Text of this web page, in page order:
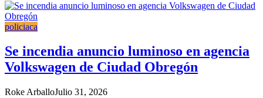
policiaca
Se incendia anuncio luminoso en agencia
Volkswagen de Ciudad Obregón
Roke ArballoJulio 31, 2026